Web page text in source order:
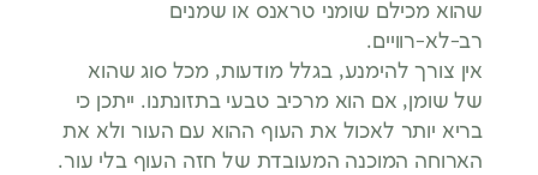
שהוא מכילם שומני טראנס או שמנים
רב-לא-רוויים.
אין צורך להימנע, בגלל מודעות, מכל סוג שהוא
של שומן, אם הוא מרכיב טבעי בתזונתנו. ייתכן כי
בריא יותר לאכול את העוף ההוא עם העור ולא את
הארוחה המוכנה המעובדת של חזה העוף בלי עור.